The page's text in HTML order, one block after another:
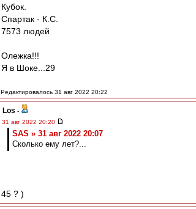
Кубок.
Спартак - К.С.
7573 людей
Олежка!!!
Я в Шоке...29
Редактировалось 31 авг 2022 20:22
Los -
31 авг 2022 20:20
SAS » 31 авг 2022 20:07
Сколько ему лет?...
45 ? )